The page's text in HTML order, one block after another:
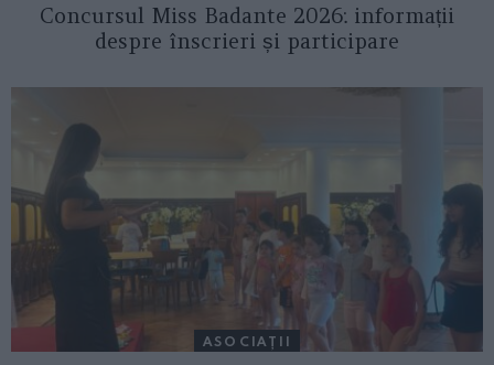
Concursul Miss Badante 2026: informații
despre înscrieri și participare
ASOCIAŢII